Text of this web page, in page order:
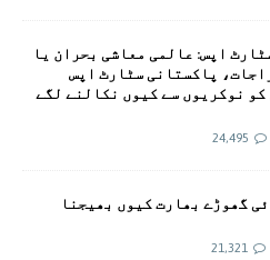
اپس: عالمی معاشی بحران یا
پاکستانی سٹارٹ اپس
کو نوکریوں سے کیوں نکالنے لگے
24,495
گھوڑے بھارت کیوں بھیجنا
21,321